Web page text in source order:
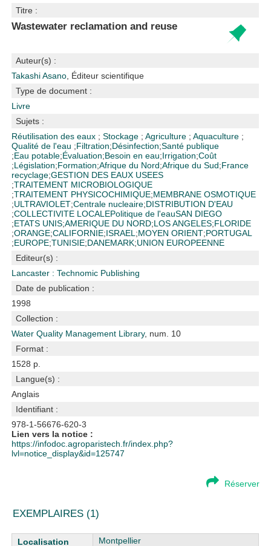
Titre :
Wastewater reclamation and reuse
Auteur(s) :
Takashi Asano , Éditeur scientifique
Type de document :
Livre
Sujets :
Réutilisation des eaux ;Stockage ;Agriculture ;Aquaculture ;
Qualité de l'eau ;Filtration;Désinfection;Santé publique
;Eau potable;Évaluation;Besoin en eau;Irrigation;Coût
;Législation;Formation;Afrique du Nord;Afrique du Sud;France
recyclage;GESTION DES EAUX USEES
;TRAITEMENT MICROBIOLOGIQUE
;TRAITEMENT PHYSICOCHIMIQUE;MEMBRANE OSMOTIQUE
;ULTRAVIOLET;Centrale nucleaire;DISTRIBUTION D'EAU
;COLLECTIVITE LOCALEPolitique de l'eauSAN DIEGO
;ETATS UNIS;AMERIQUE DU NORD;LOS ANGELES;FLORIDE
;ORANGE;CALIFORNIE;ISRAEL ;MOYEN ORIENT;PORTUGAL
;EUROPE;TUNISIE;DANEMARK;UNION EUROPEENNE
Editeur(s) :
Lancaster : Technomic Publishing
Date de publication :
1998
Collection :
Water Quality Management Library, num. 10
Format :
1528 p.
Langue(s) :
Anglais
Identifiant :
978-1-56676-620-3
Lien vers la notice :
https://infodoc.agroparistech.fr/index.php?
lvl=notice_display&id=125747
Réserver
EXEMPLAIRES (1)
Liste des exemplaires
Montpellier